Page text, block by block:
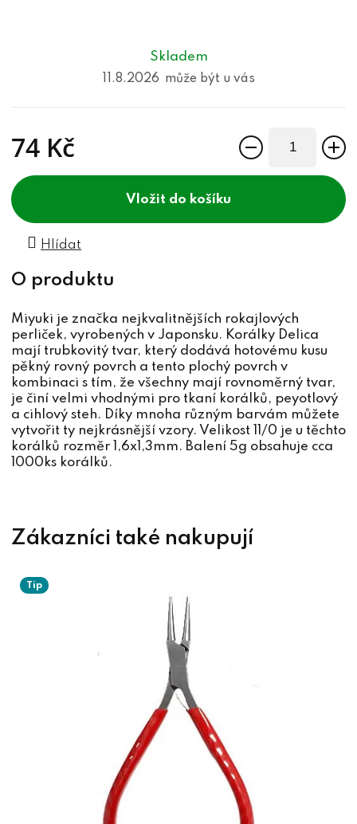
Skladem
11.8.2026
74 Kč
do košíku
Hlídat
Miyuki je značka nejkvalitnějších rokajlových
perliček, vyrobených v Japonsku. Korálky Delica
mají trubkovitý tvar, který dodává hotovému kusu
pěkný rovný povrch a tento plochý povrch v
kombinaci s tím, že všechny mají rovnoměrný tvar,
je činí velmi vhodnými pro tkaní korálků, peyotlový
a cihlový steh. Díky mnoha různým barvám můžete
vytvořit ty nejkrásnější vzory. Velikost 11/0 je u těchto
korálků rozměr 1,6x1,3mm. Balení 5g obsahuje cca
1000ks korálků.
Tip